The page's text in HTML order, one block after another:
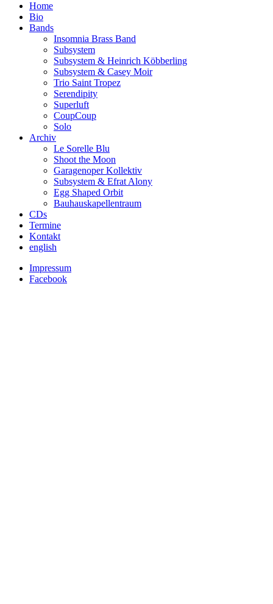
Home
Bio
Bands
Insomnia Brass Band
Subsystem
Subsystem & Heinrich Köbberling
Subsystem & Casey Moir
Trio Saint Tropez
Serendipity
Superluft
CoupCoup
Solo
Archiv
Le Sorelle Blu
Shoot the Moon
Garagenoper Kollektiv
Subsystem & Efrat Alony
Egg Shaped Orbit
Bauhauskapellentraum
CDs
Termine
Kontakt
english
Impressum
Facebook